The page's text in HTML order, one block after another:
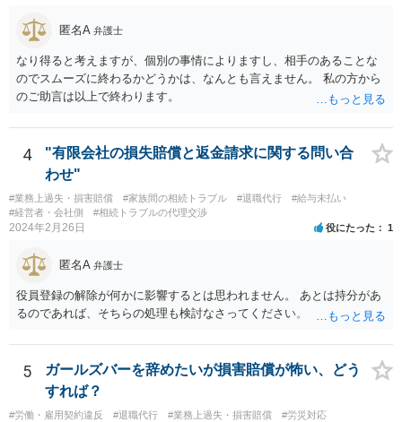
匿名A 弁護士
なり得ると考えますが、個別の事情によりますし、相手のあることな
のでスムーズに終わるかどうかは、なんとも言えません。 私の方から
のご助言は以上で終わります。
4
"有限会社の損失賠償と返金請求に関する問い合
わせ"
#業務上過失・損害賠償 #家族間の相続トラブル #退職代行
#給与未払い
#経営者・会社側
#相続トラブルの代理交渉
2024年2月26日 役にたった 1
匿名A 弁護士
役員登録の解除が何かに影響するとは思われません。 あとは持分があ
るのであれば、そちらの処理も検討なさってください。
5
ガールズバーを辞めたいが損害賠償が怖い、どう
すれば？
#労働・雇用契約違反 #退職代行 #業務上過失・損害賠償 #労災対応